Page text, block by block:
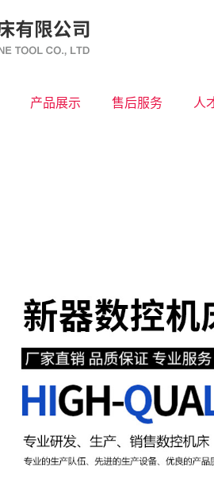
产品展示 售后服务 人